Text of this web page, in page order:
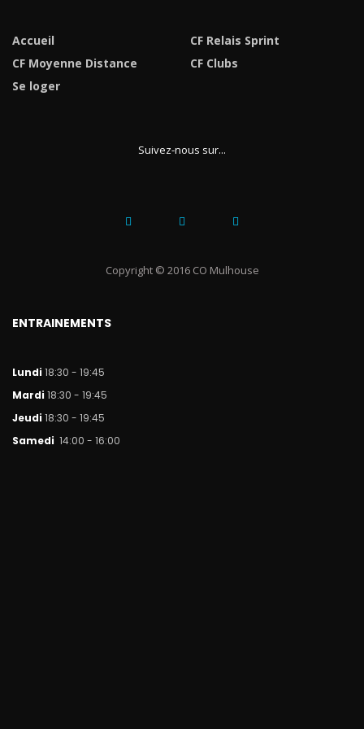
Accueil
CF Relais Sprint
CF Moyenne Distance
CF Clubs
Se loger
Suivez-nous sur...
Copyright © 2016 CO Mulhouse
ENTRAINEMENTS
Lundi 18:30 - 19:45
Mardi 18:30 - 19:45
Jeudi 18:30 - 19:45
Samedi 14:00 - 16:00